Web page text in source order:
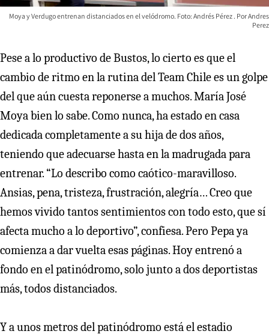
Moya y Verdugo entrenan distanciados en el velódromo. Foto: Andrés Pérez
Andres
Perez
Pese a lo productivo de Bustos, lo cierto es que el
cambio de ritmo en la rutina del Team Chile es un golpe
del que aún cuesta reponerse a muchos. María José
Moya bien lo sabe. Como nunca, ha estado en casa
dedicada completamente a su hija de dos años,
teniendo que adecuarse hasta en la madrugada para
entrenar. “Lo describo como caótico-maravilloso.
Ansias, pena, tristeza, frustración, alegría… Creo que
hemos vivido tantos sentimientos con todo esto, que sí
afecta mucho a lo deportivo”, confiesa. Pero Pepa ya
comienza a dar vuelta esas páginas. Hoy entrenó a
fondo en el patinódromo, solo junto a dos deportistas
más, todos distanciados.
Y a unos metros del patinódromo está el estadio